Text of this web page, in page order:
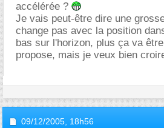
accélérée ?
Je vais peut-être dire une
change pas avec la position
bas sur l'horizon, plus ça va
propose, mais je veux bien
09/12/2005, 18h56